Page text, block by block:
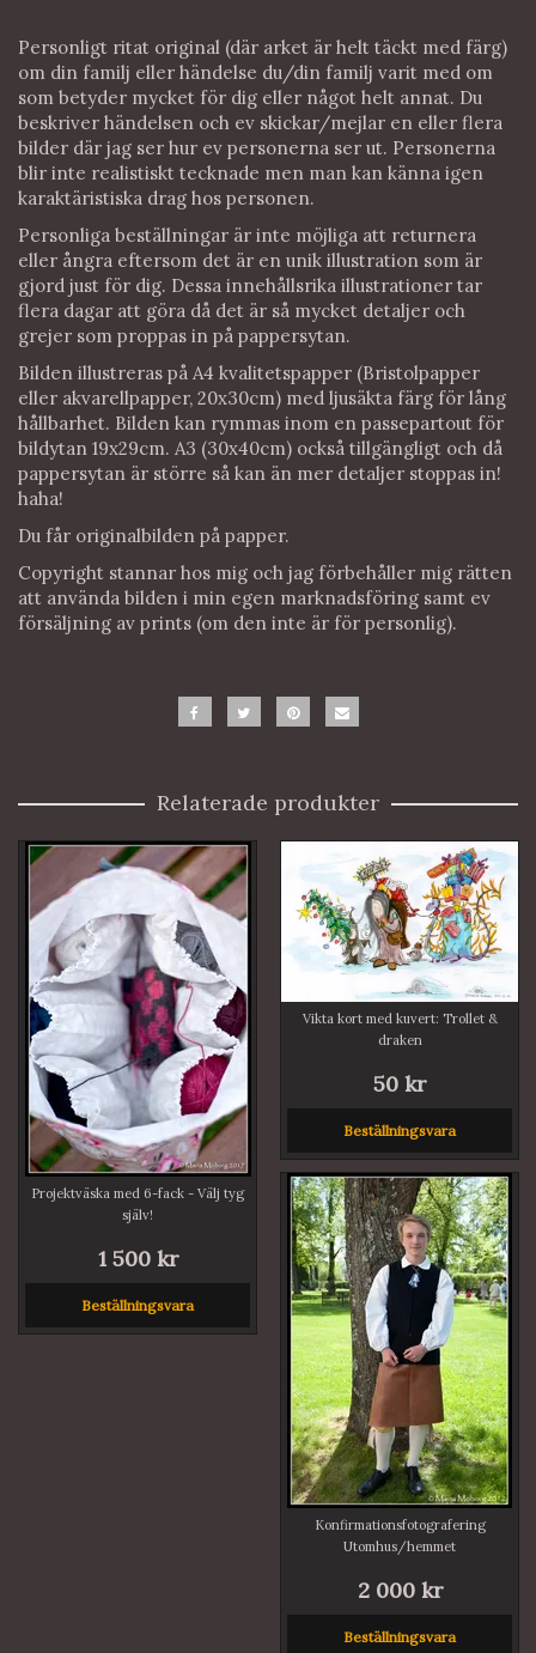
Personligt ritat original (där arket är helt täckt med färg)
om din familj eller händelse du/din familj varit med om
som betyder mycket för dig eller något helt annat. Du
beskriver händelsen och ev skickar/mejlar en eller flera
bilder där jag ser hur ev personerna ser ut. Personerna
blir inte realistiskt tecknade men man kan känna igen
karaktäristiska drag hos personen.
Personliga beställningar är inte möjliga att returnera
eller ångra eftersom det är en unik illustration som är
gjord just för dig. Dessa innehållsrika illustrationer tar
flera dagar att göra då det är så mycket detaljer och
grejer som proppas in på pappersytan.
Bilden illustreras på A4 kvalitetspapper (Bristolpapper
eller akvarellpapper, 20x30cm) med ljusäkta färg för lång
hållbarhet. Bilden kan rymmas inom en passepartout för
bildytan 19x29cm. A3 (30x40cm) också tillgängligt och då
pappersytan är större så kan än mer detaljer stoppas in!
haha!
Du får originalbilden på papper.
Copyright stannar hos mig och jag förbehåller mig rätten
att använda bilden i min egen marknadsföring samt ev
försäljning av prints (om den inte är för personlig).
Relaterade produkter
Projektväska med 6-fack - Välj tyg
själv!
1 500 kr
Beställningsvara
Vikta kort med kuvert: Trollet &
draken
50 kr
Beställningsvara
Konfirmationsfotografering
Utomhus/hemmet
2 000 kr
Beställningsvara